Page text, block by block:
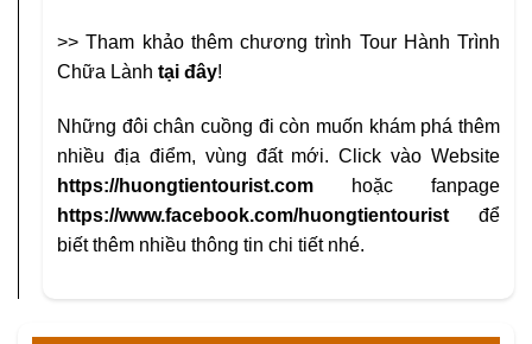
>> Tham khảo thêm chương trình Tour Hành Trình
Chữa Lành tại đây!
Những đôi chân cuồng đi còn muốn khám phá thêm
nhiều địa điểm, vùng đất mới. Click vào Website
https://huongtientourist.com hoặc fanpage
https://www.facebook.com/huongtientourist để
biết thêm nhiều thông tin chi tiết nhé.